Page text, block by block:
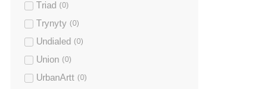
Triad (0)
Trynyty (0)
Undialed (0)
Union (0)
UrbanArtt (0)